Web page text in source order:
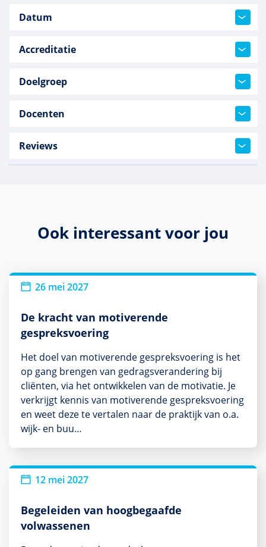
Datum
Accreditatie
Doelgroep
Docenten
Reviews
Ook interessant voor jou
26 mei 2027
De kracht van motiverende
gespreksvoering
Het doel van motiverende gespreksvoering is het
op gang brengen van gedragsverandering bij
cliënten, via het ontwikkelen van de motivatie. Je
verkrijgt kennis van motiverende gespreksvoering
en weet deze te vertalen naar de praktijk van o.a.
wijk- en buu…
12 mei 2027
Begeleiden van hoogbegaafde
volwassenen